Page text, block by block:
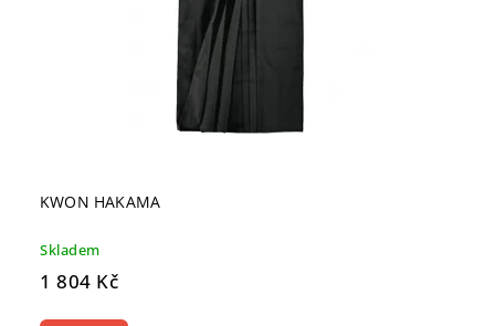
KWON HAKAMA
Skladem
1 804 Kč